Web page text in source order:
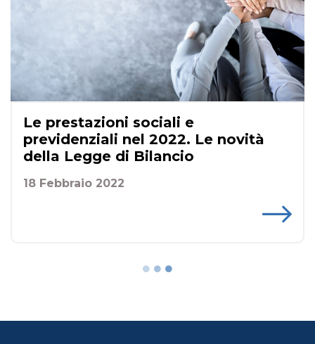
Le prestazioni sociali e
previdenziali nel 2022. Le novità
della Legge di Bilancio
18 Febbraio 2022